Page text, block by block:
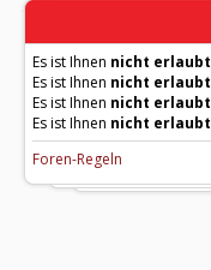
Es ist Ihnen nicht erlaubt
Es ist Ihnen nicht erlaubt
Es ist Ihnen nicht erlaubt
Es ist Ihnen nicht erlaubt
Foren-Regeln